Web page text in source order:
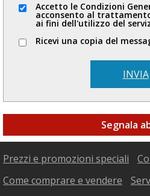
Accetto le Condizioni
acconsento al
ai fini dell'utilizzo del
Ricevi una copia del
INVIA
Segnala
Prezzi e promozioni speciali
Come comprare e vendere